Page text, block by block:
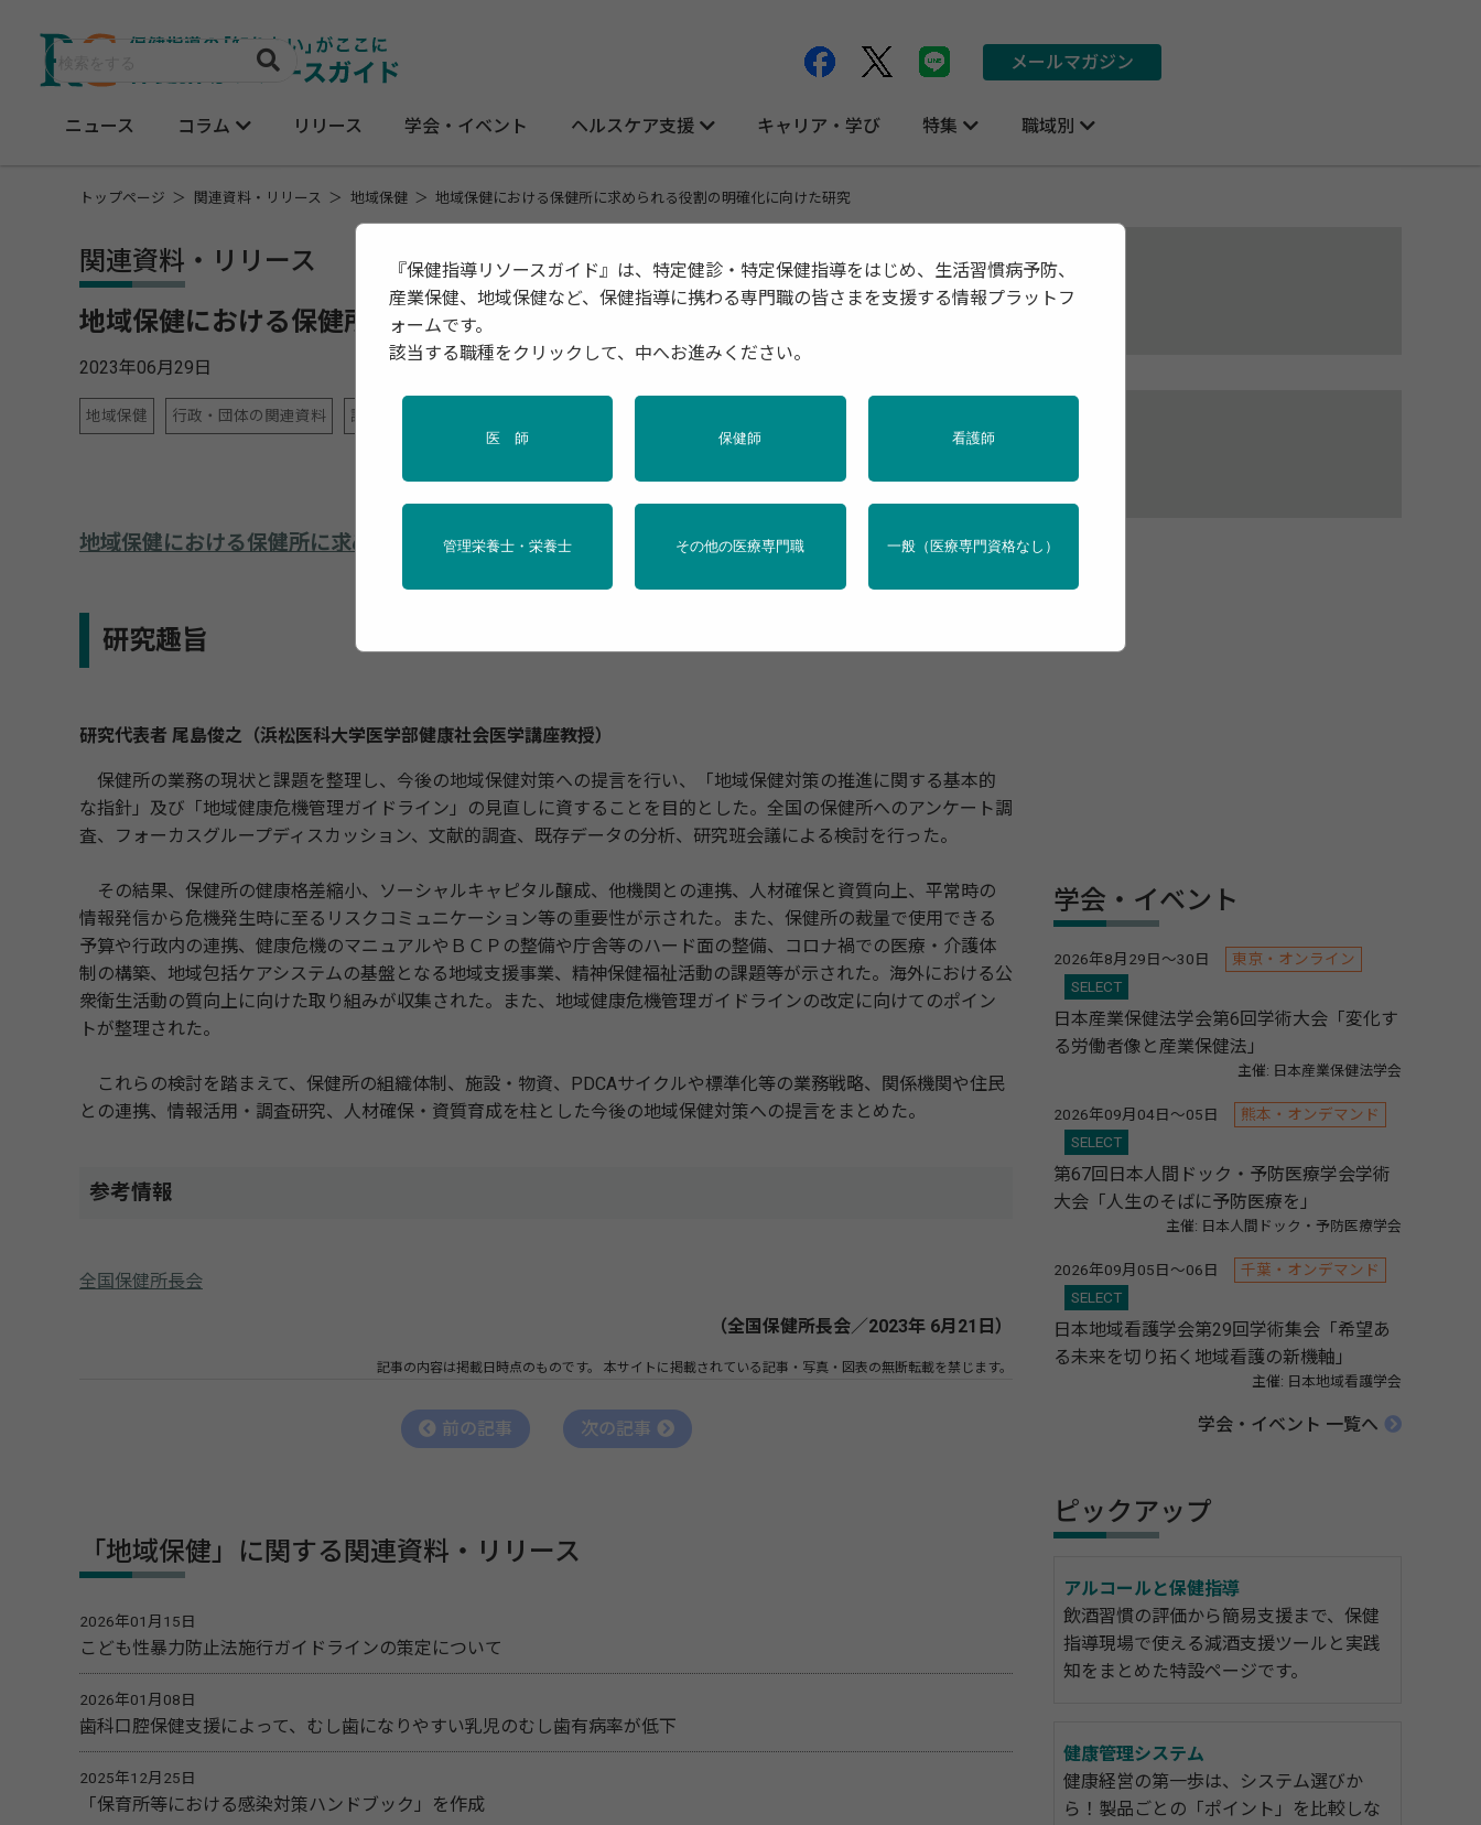
ニュース コラム リリース 学会・イベント ヘルスケア支援 キャリア・学び 特集 職域別
メールマガジン
トップページ 関連資料・リリース 地域保健 地域保健における保健所に求められる役割の明確化に向けた研究
関連資料・リリース
地域保健における保健所に求められる役割の明確化に向けた研究
2023年06月29日
地域保健 行政・団体の関連資料 調査・統計
地域保健における保健所に求められる役割の明確化に向けた研究
研究趣旨
研究代表者 尾島俊之（浜松医科大学医学部健康社会医学講座教授）
保健所の業務の現状と課題を整理し、今後の地域保健対策への提言を行い、「地域保健対策の推進に関する基本的
な指針」及び「地域健康危機管理ガイドライン」の見直しに資することを目的とした。全国の保健所へのアンケート調
査、フォーカスグループディスカッション、文献的調査、既存データの分析、研究班会議による検討を行った。
その結果、保健所の健康格差縮小、ソーシャルキャピタル醸成、他機関との連携、人材確保と資質向上、平常時の
情報発信から危機発生時に至るリスクコミュニケーション等の重要性が示された。また、保健所の裁量で使用できる
予算や行政内の連携、健康危機のマニュアルやＢＣＰの整備や庁舎等のハード面の整備、コロナ禍での医療・介護体
制の構築、地域包括ケアシステムの基盤となる地域支援事業、精神保健福祉活動の課題等が示された。海外における公
衆衛生活動の質向上に向けた取り組みが収集された。また、地域健康危機管理ガイドラインの改定に向けてのポイン
トが整理された。
これらの検討を踏まえて、保健所の組織体制、施設・物資、PDCAサイクルや標準化等の業務戦略、関係機関や住民
との連携、情報活用・調査研究、人材確保・資質育成を柱とした今後の地域保健対策への提言をまとめた。
参考情報
全国保健所長会
（全国保健所長会／2023年 6月21日）
記事の内容は掲載日時点のものです。 本サイトに掲載されている記事・写真・図表の無断転載を禁じます。
前の記事 次の記事
「地域保健」に関する関連資料・リリース
2026年01月15日
こども性暴力防止法施行ガイドラインの策定について
2026年01月08日
歯科口腔保健支援によって、むし歯になりやすい乳児のむし歯有病率が低下
2025年12月25日
「保育所等における感染対策ハンドブック」を作成
学会・イベント
2026年8月29日～30日
東京・オンライン
SELECT
日本産業保健法学会第6回学術大会「変化す
る労働者像と産業保健法」
主催: 日本産業保健法学会
2026年09月04日～05日
熊本・オンデマンド
SELECT
第67回日本人間ドック・予防医療学会学術
大会「人生のそばに予防医療を」
主催: 日本人間ドック・予防医療学会
2026年09月05日～06日
千葉・オンデマンド
SELECT
日本地域看護学会第29回学術集会「希望あ
る未来を切り拓く地域看護の新機軸」
主催: 日本地域看護学会
学会・イベント 一覧へ
ピックアップ
アルコールと保健指導
飲酒習慣の評価から簡易支援まで、保健
指導現場で使える減酒支援ツールと実践
知をまとめた特設ページです。
健康管理システム
健康経営の第一歩は、システム選びか
ら！製品ごとの「ポイント」を比較しな
『保健指導リソースガイド』は、特定健診・特定保健指導をはじめ、生活習慣病予防、
産業保健、地域保健など、保健指導に携わる専門職の皆さまを支援する情報プラットフ
ォームです。
該当する職種をクリックして、中へお進みください。
医 師 保健師 看護師
管理栄養士・栄養士 その他の医療専門職 一般（医療専門資格なし）